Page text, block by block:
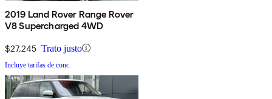
2019 Land Rover Range Rover
V8 Supercharged 4WD
$27,245 Trato justo
Incluye tarifas de conc.